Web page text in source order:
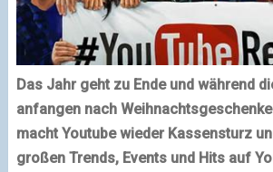
Das Jahr geht zu Ende und während
anfangen nach
macht Youtube wieder Kassensturz
großen Trends, Events und Hits auf